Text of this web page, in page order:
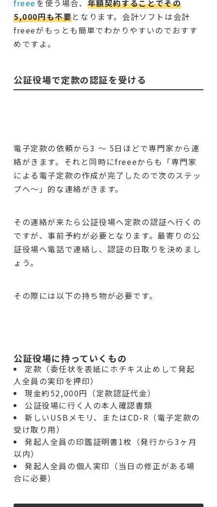
freeeを使う場合、 年額契約することでその
5,000円も不要となります。会計ソフトは会計
freeeがもっとも簡単でわかりやすいのでおすす
めですよ。
公証役場で定款の認証を受ける
電子定款の依頼から3 〜 5日ほどで専門家から連
絡がきます。それと同時にfreeeからも「専門家
による電子定款の作成が完了したので次のステッ
プへ〜」的な連絡がきます。
その連絡が来たら公証役場へ定款の認証へ行くの
ですが、事前予約が必要となります。最寄りの公
証役場へ電話で連絡し、認証の日取りを決めまし
ょう。
その際には以下の持ち物が必要です。
公証役場に持っていくもの
定款（委任状を表紙にホチキス止めして発起
人全員の実印を押印）
現金約52,000円（定款認証代金）
公証役場に行く人の本人確認書類
新しいUSBメモリ、またはCD-R（電子定款の
受け取り用）
発起人全員の印鑑証明書1枚（発行から3ヶ月
以内）
発起人全員の個人実印（当日の修正がある場
合に必要）